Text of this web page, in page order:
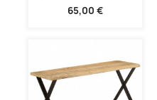
65,00 €